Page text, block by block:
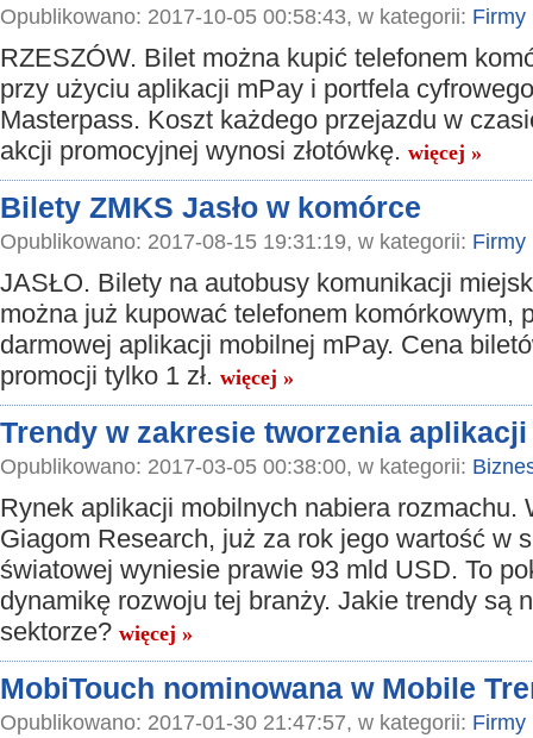
Opublikowano: 2017-10-05 00:58:43, w kategorii: Firmy
RZESZÓW. Bilet można kupić telefonem
przy użyciu aplikacji mPay i portfela cyfrowego
Masterpass. Koszt każdego przejazdu w
akcji promocyjnej wynosi złotówkę. więcej »
Bilety ZMKS Jasło w komórce
Opublikowano: 2017-08-15 19:31:19, w kategorii: Firmy
JASŁO. Bilety na autobusy komunikacji
można już kupować telefonem komórkowym,
darmowej aplikacji mobilnej mPay. Cena
promocji tylko 1 zł. więcej »
Trendy w zakresie tworzenia
Opublikowano: 2017-03-05 00:38:00, w kategorii:
Rynek aplikacji mobilnych nabiera rozmachu.
Giagom Research, już za rok jego wartość w
światowej wyniesie prawie 93 mld USD. To
dynamikę rozwoju tej branży. Jakie trendy są
sektorze? więcej »
MobiTouch nominowana w Mobile
Opublikowano: 2017-01-30 21:47:57, w kategorii: Firmy